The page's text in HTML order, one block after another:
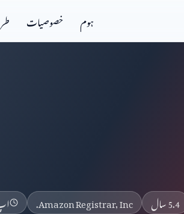
ہوم خصوصیات
5.4 سال Amazon Registrar, Inc.